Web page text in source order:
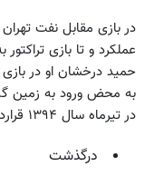
در بازی مقابل نفت
عملکرد و تا بازی
حمید درخشان او در
به محض ورود به زمین
در تیرماه سال ۱۳۹۴ قرارداد خود را به مدت دو سال دیگر تمدید کرد.
درگذشت